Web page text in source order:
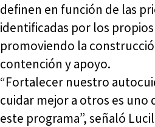
definen en función de las
identificadas por los
promoviendo la
contención y apoyo.
“Fortalecer nuestro
cuidar mejor a otros es uno
este programa”, señaló